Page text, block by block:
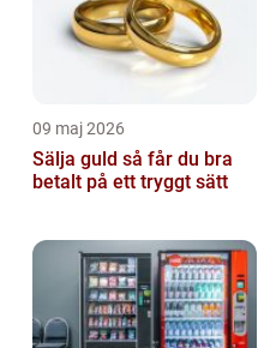
09 maj 2026
Sälja guld så får du bra
betalt på ett tryggt sätt